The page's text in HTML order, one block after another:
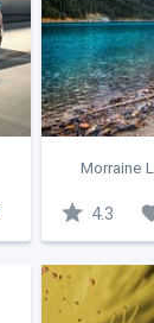
Morraine
4.3